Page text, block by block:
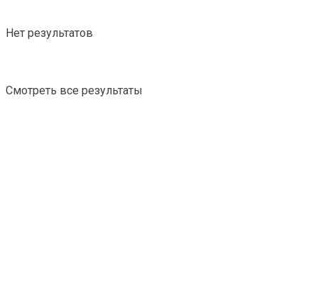
Нет результатов
Смотреть все результаты